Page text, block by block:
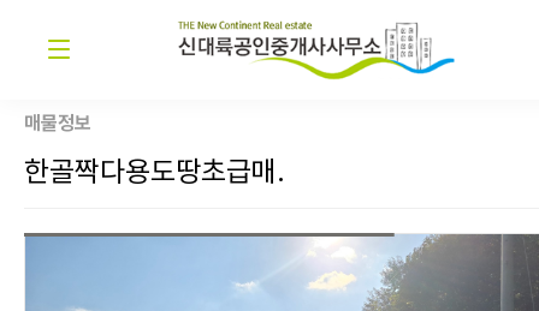
매물정보
한골짝다용도땅초급매.